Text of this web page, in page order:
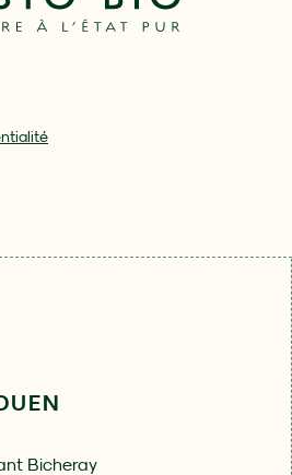
Bicheray